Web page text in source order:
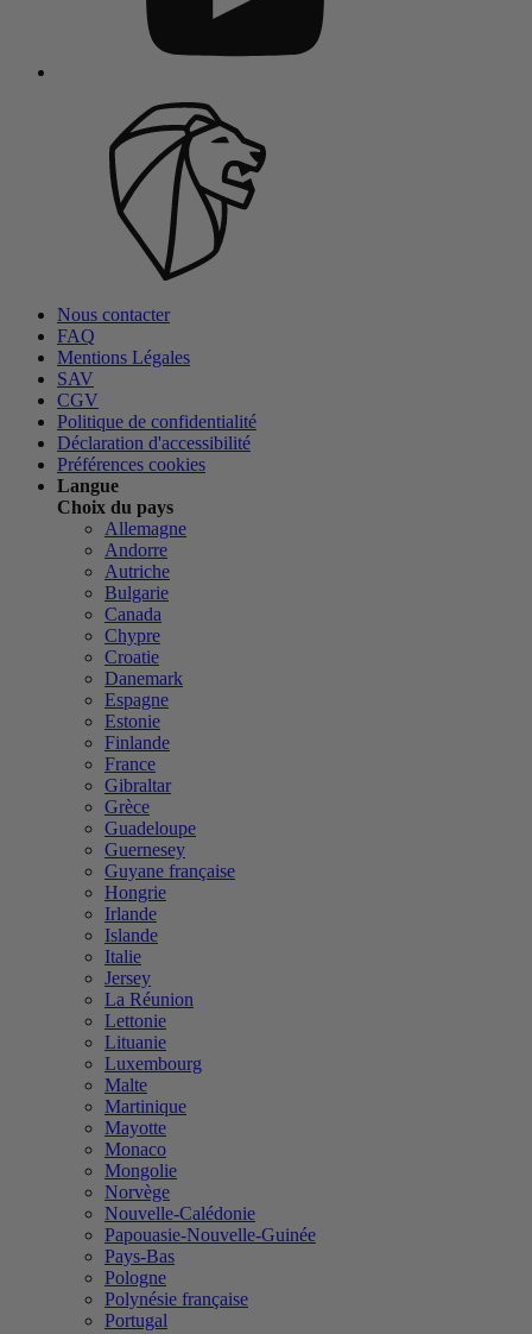
Nous contacter
FAQ
Mentions Légales
SAV
CGV
Politique de confidentialité
Déclaration d'accessibilité
Préférences cookies
Langue
Choix du pays
Allemagne
Andorre
Autriche
Bulgarie
Canada
Chypre
Croatie
Danemark
Espagne
Estonie
Finlande
France
Gibraltar
Grèce
Guadeloupe
Guernesey
Guyane française
Hongrie
Irlande
Islande
Italie
Jersey
La Réunion
Lettonie
Lituanie
Luxembourg
Malte
Martinique
Mayotte
Monaco
Mongolie
Norvège
Nouvelle-Calédonie
Papouasie-Nouvelle-Guinée
Pays-Bas
Pologne
Polynésie française
Portugal